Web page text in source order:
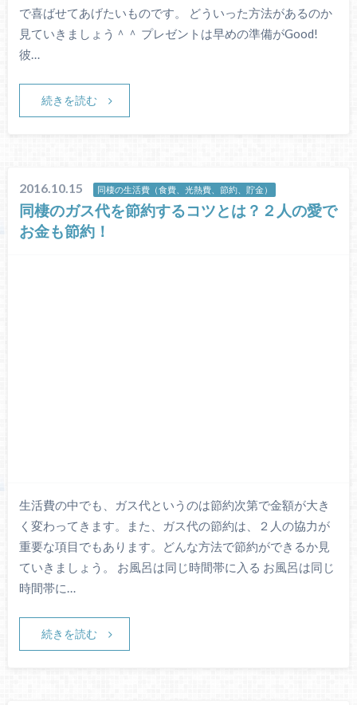
で喜ばせてあげたいものです。 どういった方法があるのか
見ていきましょう＾＾ プレゼントは早めの準備がGood!
彼…
続きを読む
2016.10.15 同棲の生活費（食費、光熱費、節約、貯金）
同棲のガス代を節約するコツとは？２人の愛で
お金も節約！
生活費の中でも、ガス代というのは節約次第で金額が大き
く変わってきます。また、ガス代の節約は、２人の協力が
重要な項目でもあります。どんな方法で節約ができるか見
ていきましょう。 お風呂は同じ時間帯に入る お風呂は同じ
時間帯に…
続きを読む